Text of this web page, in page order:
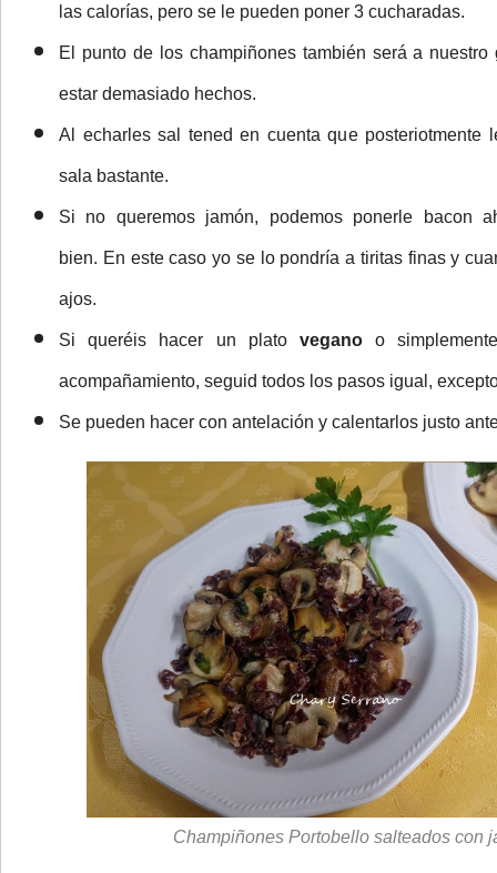
las calorías, pero se le pueden poner 3 cucharadas.
El punto de los champiñones también será a
estar demasiado hechos.
Al echarles sal tened en cuenta que posteriotmente
sala bastante.
Si no queremos jamón, podemos ponerle bacon
bien. En este caso yo se lo pondría a tiritas finas y
ajos.
Si queréis hacer un plato veganoo
acompañamiento, seguid todos los pasos igual,
Se pueden hacer con antelación y calentarlos justo
Champiñones Portobello salteados con